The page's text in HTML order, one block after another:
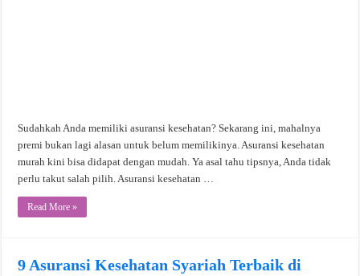
Sudahkah Anda memiliki asuransi kesehatan? Sekarang ini, mahalnya
premi bukan lagi alasan untuk belum memilikinya. Asuransi kesehatan
murah kini bisa didapat dengan mudah. Ya asal tahu tipsnya, Anda tidak
perlu takut salah pilih. Asuransi kesehatan …
Read More »
9 Asuransi Kesehatan Syariah Terbaik di